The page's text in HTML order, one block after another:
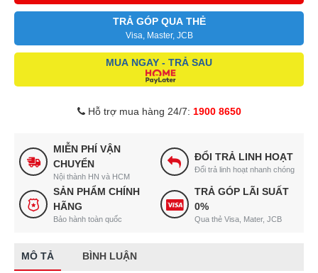
TRẢ GÓP QUA THẺ
Visa, Master, JCB
MUA NGAY - TRẢ SAU
Hỗ trợ mua hàng 24/7: 1900 8650
MIỄN PHÍ VẬN
CHUYỂN
Nội thành HN và HCM
ĐỔI TRẢ LINH HOẠT
Đổi trả linh hoạt nhanh chóng
SẢN PHẨM CHÍNH
HÃNG
Bảo hành toàn quốc
TRẢ GÓP LÃI SUẤT
0%
Qua thẻ Visa, Mater, JCB
MÔ TẢ BÌNH LUẬN